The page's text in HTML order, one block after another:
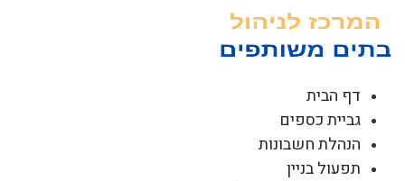
דף הבית
גביית כספים
הנהלת חשבונות
תפעול בניין